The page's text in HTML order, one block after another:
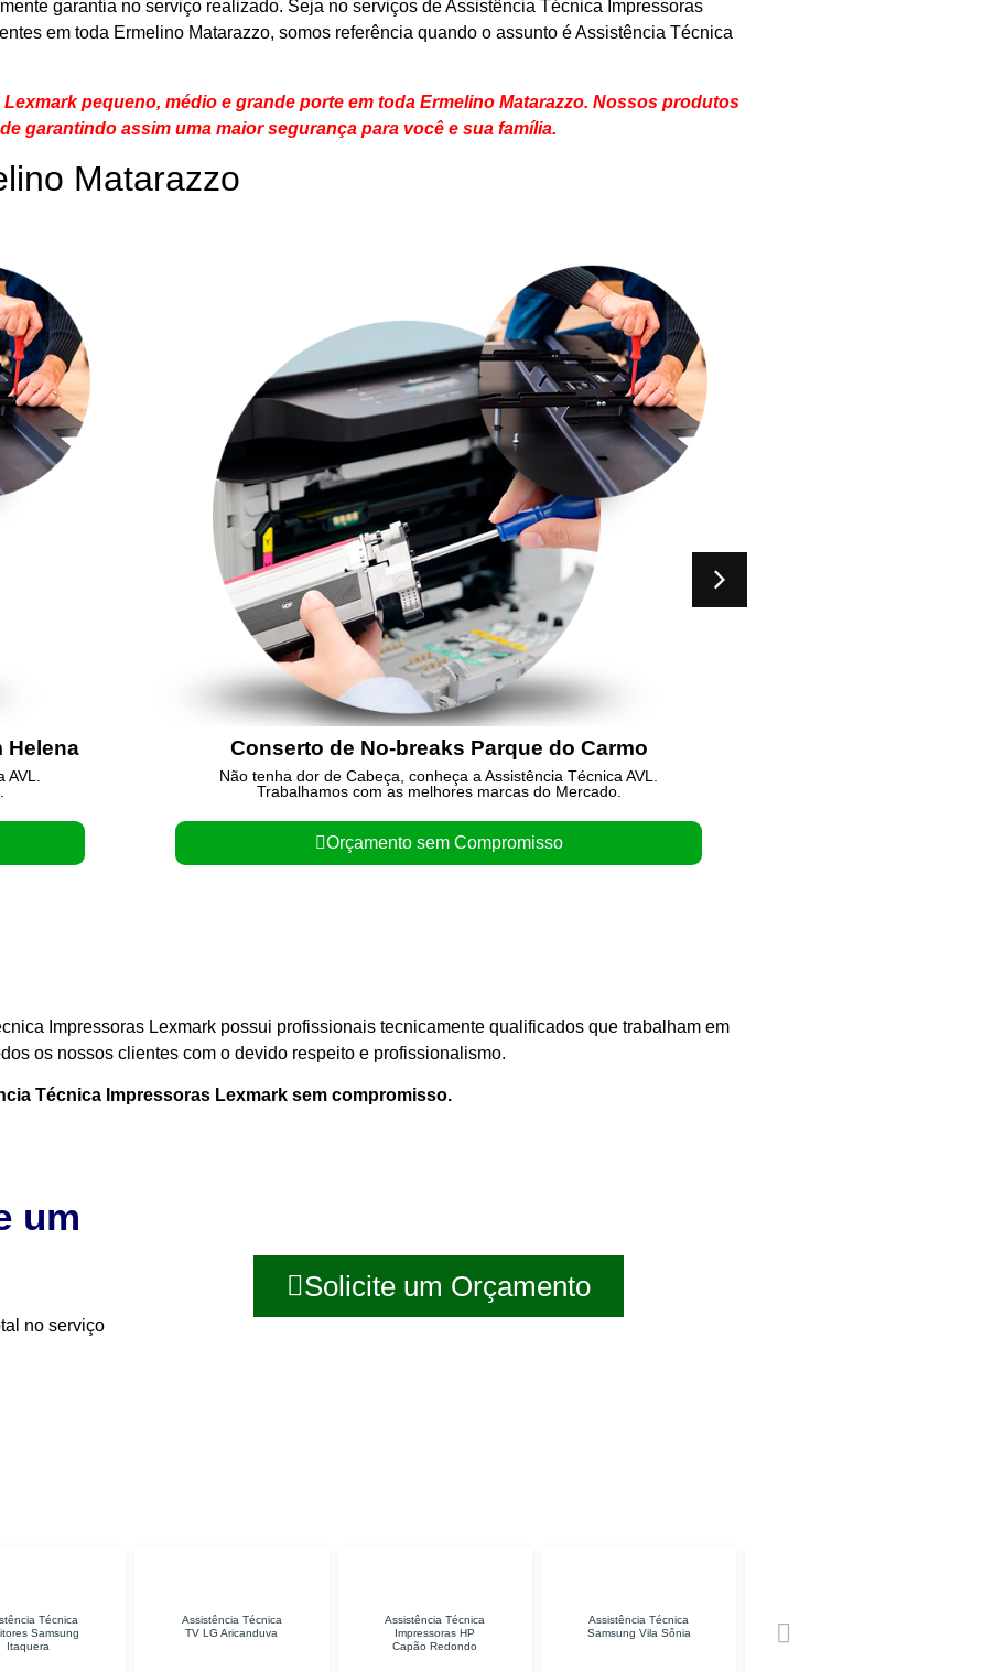
garantia no serviço realizado. Seja no serviços de Assistência Técnica Impressoras
em toda Ermelino Matarazzo, somos referência quando o assunto é Assistência Técnica
pequeno, médio e grande porte em toda Ermelino Matarazzo. Nossos produtos
garantindo assim uma maior segurança para você e sua família.
Matarazzo
Helena
AVL.
Conserto de No-breaks Parque do Carmo
Não tenha dor de Cabeça, conheça a Assistência Técnica AVL.
Trabalhamos com as melhores marcas do Mercado.
Orçamento sem Compromisso
Impressoras Lexmark possui profissionais tecnicamente qualificados que trabalham em
os nossos clientes com o devido respeito e profissionalismo.
Técnica Impressoras Lexmark sem compromisso.
um
no serviço
Solicite um Orçamento
Assistência Técnica
TV LG Aricanduva
Assistência Técnica
Impressoras HP
Assistência Técnica
Samsung Vila Sônia
Manutenção de
Impressoras Jaçanã